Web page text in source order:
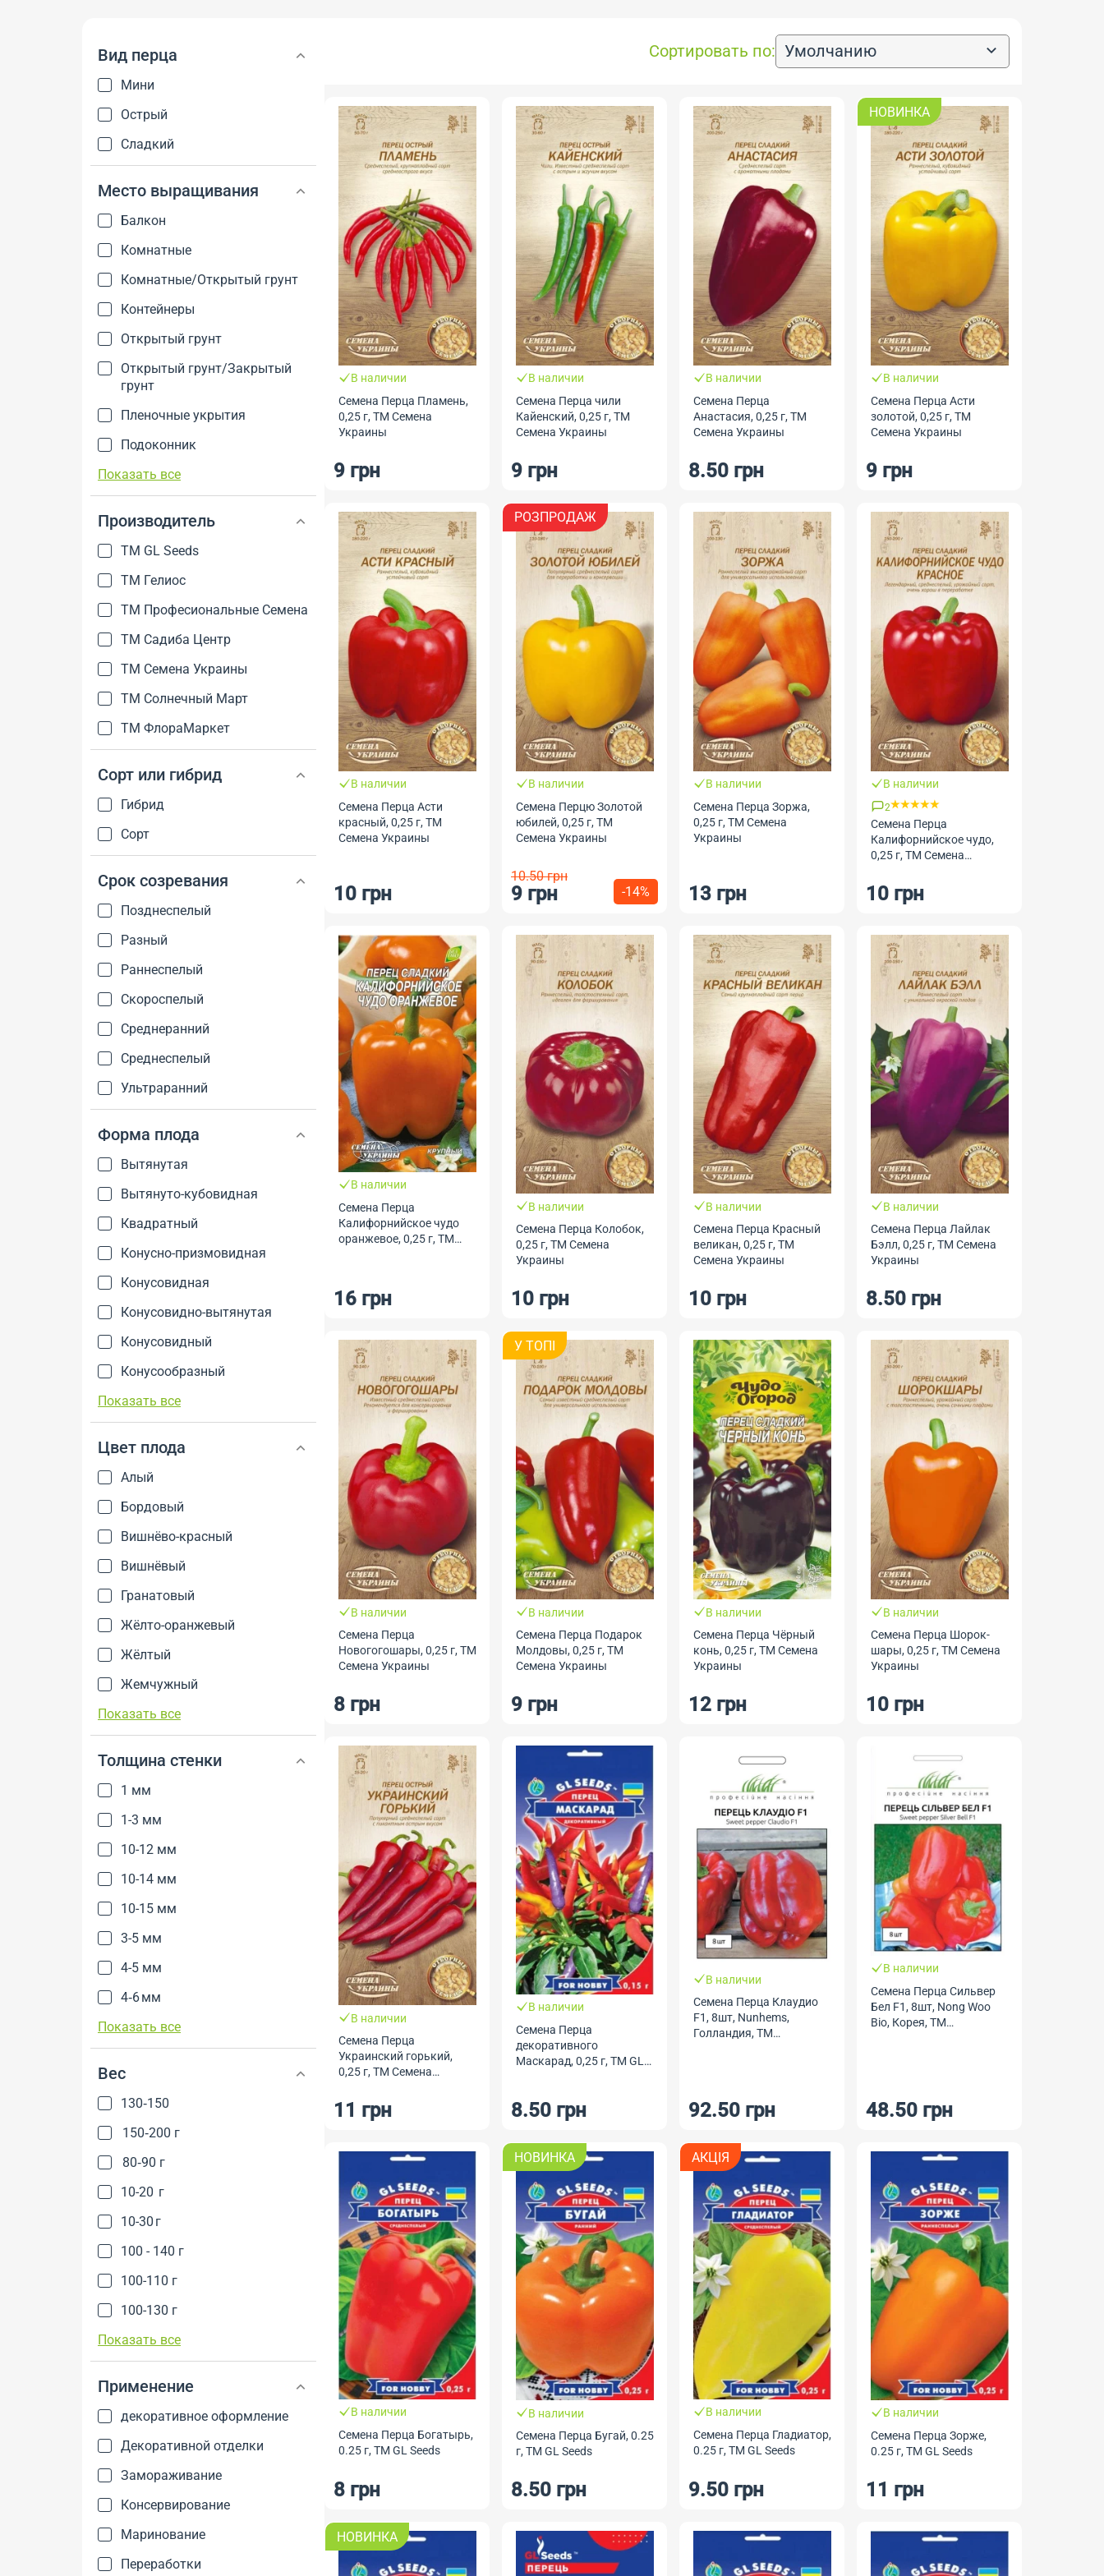
Вид перца
Мини
Острый
Сладкий
Место выращивания
Балкон
Комнатные
Комнатные/Открытый грунт
Контейнеры
Открытый грунт
Открытый грунт/Закрытый
грунт
Пленочные укрытия
Подоконник
Показать все
Производитель
TM GL Seeds
ТМ Гелиос
ТМ Професиональные Семена
ТМ Садиба Центр
ТМ Семена Украины
ТМ Солнечный Март
ТМ ФлораМаркет
Сорт или гибрид
Гибрид
Сорт
Срок созревания
Позднеспелый
Разный
Раннеспелый
Скороспелый
Среднеранний
Среднеспелый
Ультраранний
Форма плода
Вытянутая
Вытянуто-кубовидная
Квадратный
Конусно-призмовидная
Конусовидная
Конусовидно-вытянутая
Конусовидный
Конусообразный
Показать все
Цвет плода
Алый
Бордовый
Вишнёво-красный
Вишнёвый
Гранатовый
Жёлто-оранжевый
Жёлтый
Жемчужный
Показать все
Толщина стенки
1 мм
1-3 мм
10-12 мм
10-14 мм
10-15 мм
3-5 мм
4-5 мм
4‑6 мм
Показать все
Вес
130‑150
150‑200 г
80‑90 г
10-20 г
10-30 г
100 - 140 г
100-110 г
100-130 г
Показать все
Применение
декоративное оформление
Декоративной отделки
Замораживание
Консервирование
Маринование
Переработки
Сортировать по: Умолчанию
В наличии
Семена Перца Пламень,
0,25 г, ТМ Семена
Украины
9 грн
В наличии
Семена Перца чили
Кайенский, 0,25 г, ТМ
Семена Украины
9 грн
В наличии
Семена Перца
Анастасия, 0,25 г, ТМ
Семена Украины
8.50 грн
НОВИНКА
В наличии
Семена Перца Асти
золотой, 0,25 г, ТМ
Семена Украины
9 грн
В наличии
Семена Перца Асти
красный, 0,25 г, ТМ
Семена Украины
10 грн
РОЗПРОДАЖ
В наличии
Семена Перцю Золотой
юбилей, 0,25 г, ТМ
Семена Украины
10.50 грн
9 грн -14%
В наличии
Семена Перца Зоржа,
0,25 г, ТМ Семена
Украины
13 грн
В наличии
2
Семена Перца
Калифорнийское чудо,
0,25 г, ТМ Семена
10 грн
В наличии
Семена Перца
Калифорнийское чудо
оранжевое, 0,25 г, ТМ
16 грн
В наличии
Семена Перца Колобок,
0,25 г, ТМ Семена
Украины
10 грн
В наличии
Семена Перца Красный
великан, 0,25 г, ТМ
Семена Украины
10 грн
В наличии
Семена Перца Лайлак
Бэлл, 0,25 г, ТМ Семена
Украины
8.50 грн
В наличии
Семена Перца
Новогогошары, 0,25 г, ТМ
Семена Украины
8 грн
У ТОПI
В наличии
Семена Перца Подарок
Молдовы, 0,25 г, ТМ
Семена Украины
9 грн
В наличии
Семена Перца Чёрный
конь, 0,25 г, ТМ Семена
Украины
12 грн
В наличии
Семена Перца Шорок-
шары, 0,25 г, ТМ Семена
Украины
10 грн
В наличии
Семена Перца
Украинский горький,
0,25 г, ТМ Семена
11 грн
В наличии
Семена Перца
декоративного
Маскарад, 0,25 г, ТМ GL
8.50 грн
В наличии
Семена Перца Клаудио
F1, 8шт, Nunhems,
Голландия, ТМ
92.50 грн
В наличии
Семена Перца Сильвер
Бел F1, 8шт, Nong Woo
Bio, Корея, ТМ
48.50 грн
В наличии
Семена Перца Богатырь,
0.25 г, ТМ GL Seeds
8 грн
НОВИНКА
В наличии
Семена Перца Бугай, 0.25
г, ТМ GL Seeds
8.50 грн
АКЦІЯ
В наличии
Семена Перца Гладиатор,
0.25 г, ТМ GL Seeds
9.50 грн
В наличии
Семена Перца Зорже,
0.25 г, ТМ GL Seeds
11 грн
НОВИНКА